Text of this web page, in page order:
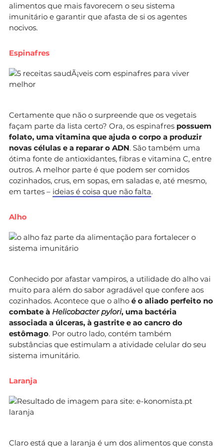
alimentos que mais favorecem o seu sistema
imunitário e garantir que afasta de si os agentes
nocivos.
Espinafres
Certamente que não o surpreende que os vegetais
façam parte da lista certo? Ora, os espinafres possuem
folato, uma vitamina que ajuda o corpo a produzir
novas células e a reparar o ADN. São também uma
ótima fonte de antioxidantes, fibras e vitamina C, entre
outros. A melhor parte é que podem ser comidos
cozinhados, crus, em sopas, em saladas e, até mesmo,
em tartes – ideias é coisa que não falta.
Alho
Conhecido por afastar vampiros, a utilidade do alho vai
muito para além do sabor agradável que confere aos
cozinhados. Acontece que o alho é o aliado perfeito no
combate à Helicobacter pylori, uma bactéria
associada a úlceras, à gastrite e ao cancro do
estômago. Por outro lado, contém também
substâncias que estimulam a atividade celular do seu
sistema imunitário.
Laranja
Claro está que a laranja é um dos alimentos que consta